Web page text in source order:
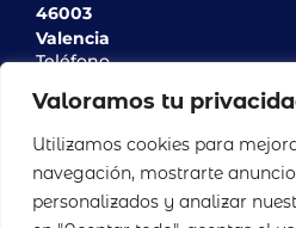
Valoramos tu
Utilizamos cookies para
navegación, mostrarte
personalizados y analizar
46003
Valencia
Teléfono
517
142
Email